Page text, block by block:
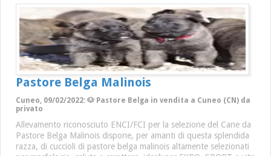
Pastore Belga Malinois
Cuneo, 09/02/2022: 🐶 Pastore Belga in vendita a Cuneo (CN) da
privato
Allevamento riconosciuto ENCI/FCI per la selezione del Cane da
Pastore Belga Malinois dispone, per amanti di questa splendida
razza, di cuccioli di pastore belga malinois altamente selezionati